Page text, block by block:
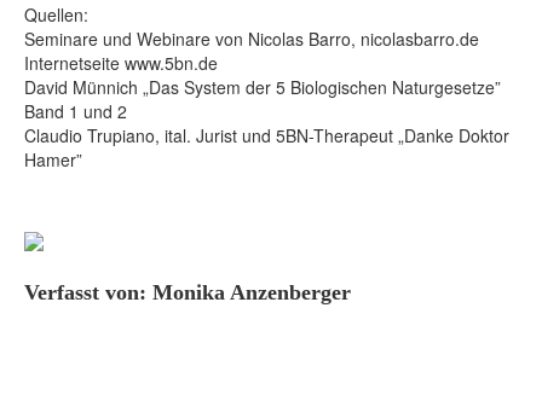
Quellen:
Seminare und Webinare von Nicolas Barro, nicolasbarro.de
Internetseite www.5bn.de
David Münnich „Das System der 5 Biologischen Naturgesetze”
Band 1 und 2
Claudio Trupiano, ital. Jurist und 5BN-Therapeut „Danke Doktor
Hamer”
Verfasst von: Monika Anzenberger